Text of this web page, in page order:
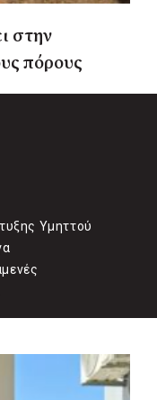
στην
πόρους
Υμηττού